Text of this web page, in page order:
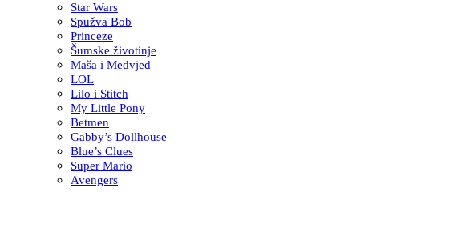
Star Wars
Spužva Bob
Princeze
Šumske životinje
Maša i Medvjed
LOL
Lilo i Stitch
My Little Pony
Betmen
Gabby’s Dollhouse
Blue’s Clues
Super Mario
Avengers